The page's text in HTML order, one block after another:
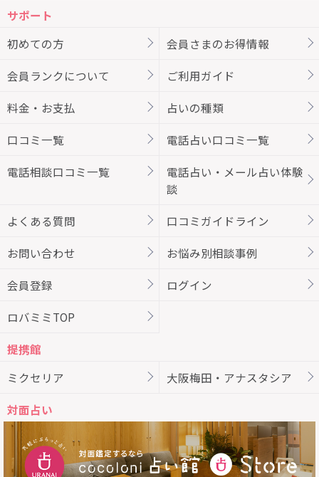
サポート
初めての方
会員さまのお得情報
会員ランクについて ご利用ガイド
料金・お支払 占いの種類
口コミ一覧 電話占い口コミ一覧
電話相談口コミ一覧
電話占い・メール占い体験
談
よくある質問 口コミガイドライン
お問い合わせ お悩み別相談事例
会員登録 ログイン
ロバミミTOP
提携館
ミクセリア
大阪梅田・アナスタシア
対面占い